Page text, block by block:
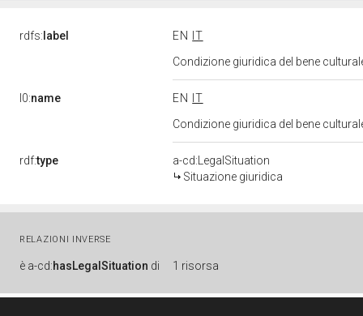
rdfs: label EN
IT
Condizione giuridica del bene
l0:name EN
IT
Condizione giuridica del bene
rdf:type
a-cd:LegalSituation
Situazione giuridica
RELAZIONI INVERSE
è a-cd:hasLegalSituation di 1 risorsa